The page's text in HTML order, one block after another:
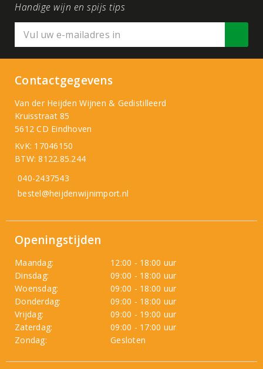
Handige wijn en spijs tips
Contactgegevens
Van der Heijden Wijnen & Gedistilleerd
Kruisstraat 85
5612 CD Eindhoven
KvK: 17046150
BTW: 8122.85.244
040-2437543
bestel@heijdenwijnimport.nl
Openingstijden
Maandag:
12:00 - 18:00 uur
Dinsdag:
09:00 - 18:00 uur
Woensdag:
09:00 - 18:00 uur
Donderdag:
09:00 - 18:00 uur
Vrijdag:
09:00 - 19:00 uur
Zaterdag:
09:00 - 17:00 uur
Zondag:
Gesloten